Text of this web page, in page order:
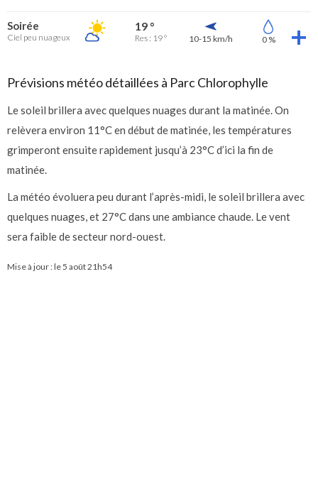
Soirée
Ciel peu nuageux
19 °
Res : 19 ° 10-15 km/h 0 %
Prévisions météo détaillées à Parc Chlorophylle
Le soleil brillera avec quelques nuages durant la matinée. On
relèvera environ 11°C en début de matinée, les températures
grimperont ensuite rapidement jusqu’à 23°C d’ici la fin de
matinée.
La météo évoluera peu durant l’après-midi, le soleil brillera avec
quelques nuages, et 27°C dans une ambiance chaude. Le vent
sera faible de secteur nord-ouest.
Mise à jour : le5 août 21h54